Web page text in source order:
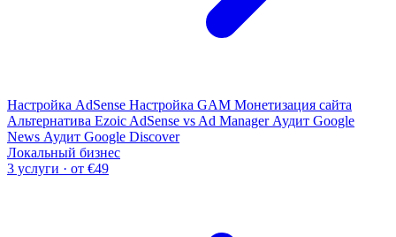
Настройка AdSense Настройка GAM Монетизация сайта
Альтернатива Ezoic AdSense vs Ad Manager Аудит Google
News Аудит Google Discover
Локальный бизнес
3 услуги · от €49